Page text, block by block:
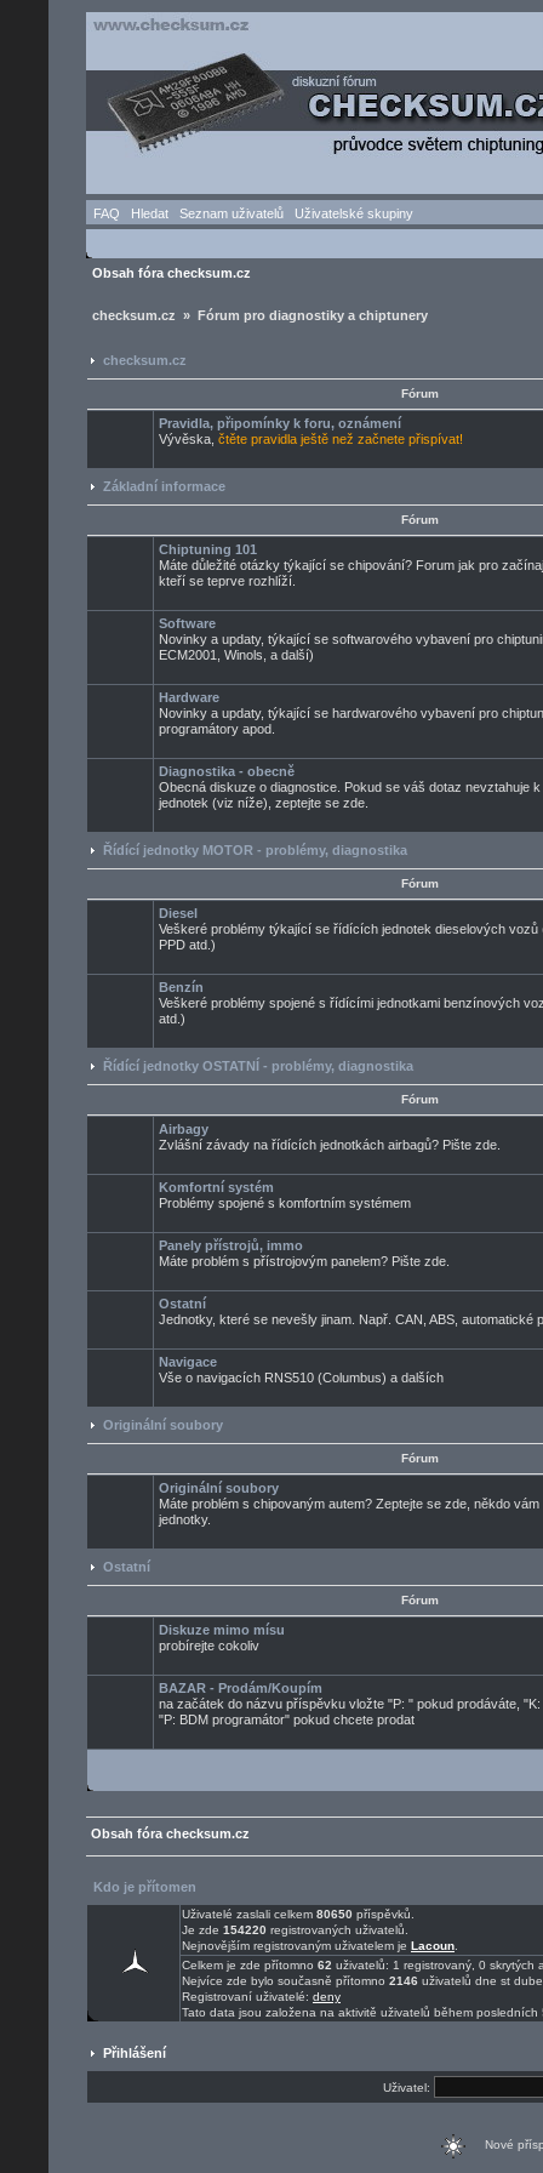
FAQ Hledat Seznam uživatelů Uživatelské skupiny
Obsah fóra checksum.cz
checksum.cz » Fórum pro diagnostiky a chiptunery
checksum.cz
Fórum
Pravidla, připomínky k foru, oznámení
Vývěska, čtěte pravidla ještě než začnete přispívat!
Základní informace
Fórum
Chiptuning 101
Máte důležité otázky týkající se chipování? Forum jak pro
kteří se teprve rozhlíží.
Software
Novinky a updaty, týkající se softwarového vybavení pro
ECM2001, Winols, a další)
Hardware
Novinky a updaty, týkající se hardwarového vybavení pro
programátory apod.
Diagnostika - obecně
Obecná diskuze o diagnostice. Pokud se váš dotaz nevztahuje
jednotek (viz níže), zeptejte se zde.
Řídící jednotky MOTOR - problémy, diagnostika
Fórum
Diesel
Veškeré problémy týkající se řídících jednotek dieselových vozů
PPD atd.)
Benzín
Veškeré problémy spojené s řídícími jednotkami benzínových
atd.)
Řídící jednotky OSTATNÍ - problémy, diagnostika
Fórum
Airbagy
Zvlášní závady na řídících jednotkách airbagů? Pište zde.
Komfortní systém
Problémy spojené s komfortním systémem
Panely přístrojů, immo
Máte problém s přístrojovým panelem? Pište zde.
Ostatní
Jednotky, které se nevešly jinam. Např. CAN, ABS, automatické
Navigace
Vše o navigacích RNS510 (Columbus) a dalších
Originální soubory
Fórum
Originální soubory
Máte problém s chipovaným autem? Zeptejte se zde, někdo
jednotky.
Ostatní
Fórum
Diskuze mimo mísu
probírejte cokoliv
BAZAR - Prodám/Koupím
na začátek do názvu příspěvku vložte "P: " pokud prodáváte,
"P: BDM programátor" pokud chcete prodat
Obsah fóra checksum.cz
Kdo je přítomen
Uživatelé zaslali celkem 80650 příspěvků.
Je zde 154220 registrovaných uživatelů.
Nejnovějším registrovaným uživatelem je Lacoun
Celkem je zde přítomno 62 uživatelů: 1 registrovaný, 0
Nejvíce zde bylo současně přítomno 2146 uživatelů dne st
Registrovaní uživatelé: deny
Tato data jsou založena na aktivitě uživatelů během posledních
Přihlášení
Uživatel:
Nové